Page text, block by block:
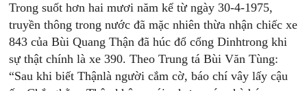
Trong suốt hơn hai mươi năm kể từ ngày 30-4-1975,
truyền thông trong nước đã mặc nhiên thừa nhận chiếc xe
843 của Bùi Quang Thận đã húc đổ cổng Dinhtrong khi
sự thật chính là xe 390. Theo Trung tá Bùi Văn Tùng:
“Sau khi biết Thậnlà người cắm cờ, báo chí vây lấy cậu